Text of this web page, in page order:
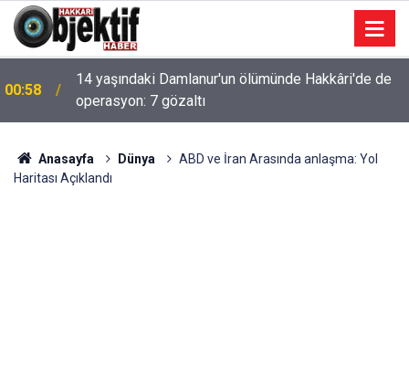
00:58
14 yaşındaki Damlanur'un ölümünde Hakkâri'de de
operasyon: 7 gözaltı
Anasayfa Dünya
ABD ve İran Arasında anlaşma: Yol
Haritası Açıklandı